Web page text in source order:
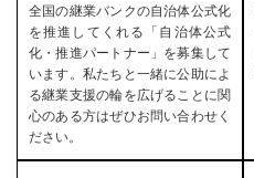
全国の継業バンクの自治体公式化
を推進してくれる「自治体公式
化・推進パートナー」を募集して
います。私たちと一緒に公助によ
る継業支援の輪を広げることに関
心のある方はぜひお問い合わせく
ださい。